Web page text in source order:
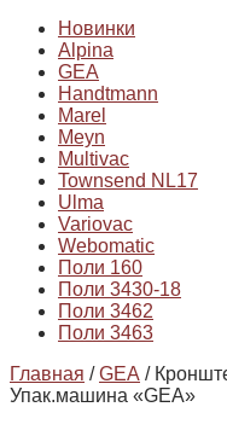
Новинки
Alpina
GEA
Handtmann
Marel
Meyn
Multivac
Townsend NL17
Ulma
Variovac
Webomatic
Поли 160
Поли 3430-18
Поли 3462
Поли 3463
Главная /GEA /
Упак.машина «GEA»